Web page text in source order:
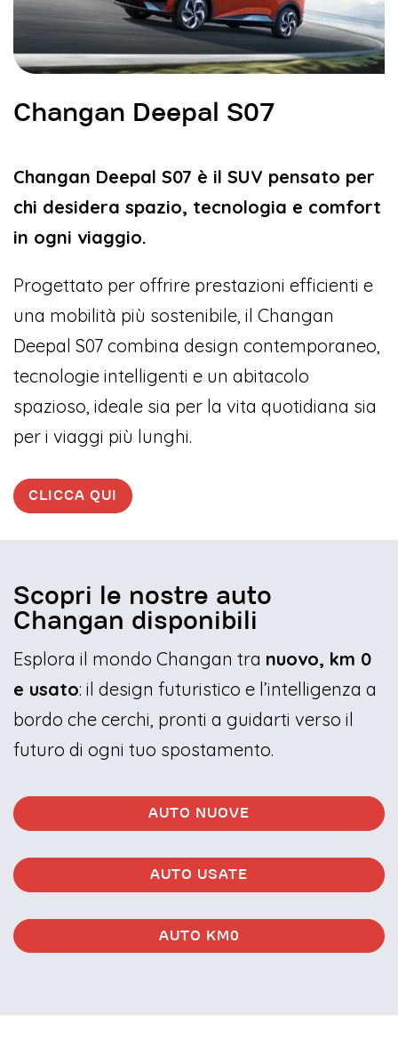
Changan Deepal S07
Changan Deepal S07 è il SUV pensato per
chi desidera spazio, tecnologia e comfort
in ogni viaggio.
Progettato per offrire prestazioni efficienti e
una mobilità più sostenibile, il Changan
Deepal S07 combina design contemporaneo,
tecnologie intelligenti e un abitacolo
spazioso, ideale sia per la vita quotidiana sia
per i viaggi più lunghi.
CLICCA QUI
Scopri le nostre auto
Changan disponibili
Esplora il mondo Changan tra nuovo, km 0
e usato: il design futuristico e l’intelligenza a
bordo che cerchi, pronti a guidarti verso il
futuro di ogni tuo spostamento.
AUTO NUOVE
AUTO USATE
AUTO KM0